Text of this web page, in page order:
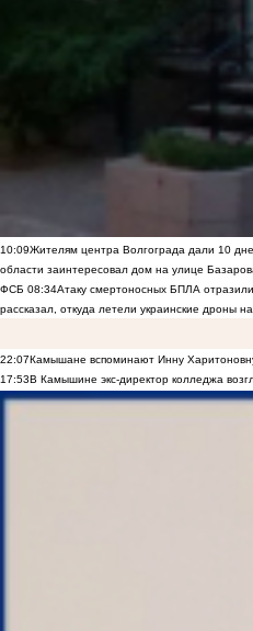
10:09Жителям центра Волгограда дали 10
области заинтересовал дом на улице
ФСБ 08:34Атаку смертоносных БПЛА
рассказал, откуда летели украинские дроны
22:07Камышане вспоминают Инну
17:53В Камышине экс-директор колледжа